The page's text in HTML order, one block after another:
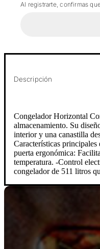
Al registrarte, confirmas
Descripción
Congelador Horizontal
almacenamiento. Su
interior y una canastilla
Características
puerta ergonómica:
temperatura. -Control
congelador de 511 litros